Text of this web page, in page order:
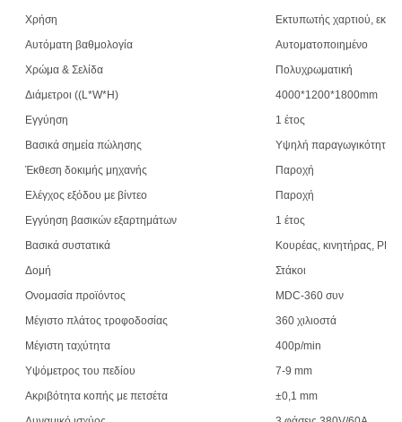
Χρήση
Εκτυπωτής χαρτιού,
Αυτόματη βαθμολογία
Αυτοματοποιημένο
Χρώμα & Σελίδα
Πολυχρωματική
Διάμετροι ((L*W*H)
4000*1200*1800mm
Εγγύηση
1 έτος
Βασικά σημεία πώλησης
Υψηλή παραγωγικότητα
Έκθεση δοκιμής μηχανής
Παροχή
Ελέγχος εξόδου με βίντεο
Παροχή
Εγγύηση βασικών εξαρτημάτων
1 έτος
Βασικά συστατικά
Κουρέας, κινητήρας,
Δομή
Στάκοι
Ονομασία προϊόντος
MDC-360 συν
Μέγιστο πλάτος τροφοδοσίας
360 χιλιοστά
Μέγιστη ταχύτητα
400p/min
Υψόμετρος του πεδίου
7-9 mm
Ακριβότητα κοπής με πετσέτα
±0,1 mm